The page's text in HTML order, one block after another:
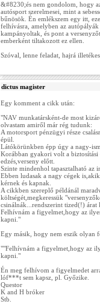
&#8230;és nem gondolom, hogy
autósport szerelmesei, mint a
bűnösök. Én emlékszem egy itt,
felhívásra, amelyben az autópályák
kampányoltak, és pont a
emberként tiltakozott ez ellen.
Szóval, lenne feladat, hajrá
dictus magister
Egy komment a cikk után:
"NAV munkatársként-de most
olvastam amiről már rég tudunk:
A motorsport pénzügyi része
épül.
Látókörünkben épp úgy a nagy-
Korábban gyakori volt a
edzés,verseny előtt.
Szinte mindenhol tapasztalható az
Ebben ludasak a nagy cégek
kérnek és kapnak.
A cikkben szereplő példánál
költségét,megkeressük
csinálnák...rendszerint tized(!) árat
Felhívnám a figyelmet,hogy az
kapni."
Egy másik, hogy nem eszik olyan
""Felhívnám a figyelmet,hogy az
kapni."
Én meg felhívom a figyelmedet
lóf***t sem kapsz, pl. Győzike.
Questor
K and H bróker
Stb.